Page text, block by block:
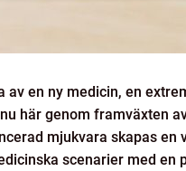
en ny medicin, en
här genom framväxten
mjukvara skapas
scenarier med